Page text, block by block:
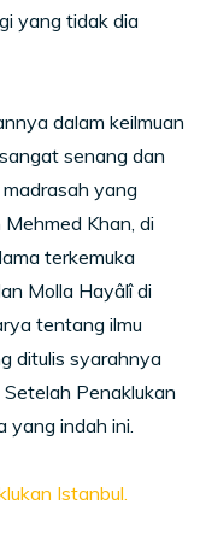
yang tidak dia
dalam keilmuan
senang dan
yang
Khan, di
terkemuka
Molla Hayâlî di
tentang ilmu
ditulis syarahnya
Penaklukan
yang indah ini.
Istanbul.